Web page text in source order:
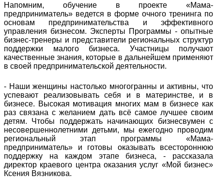
Напомним, обучение в проекте «Мама-
предприниматель» ведется в форме очного тренинга по
основам предпринимательства и эффективного
управления бизнесом. Эксперты Программы - опытные
бизнес-тренеры и представители региональных структур
поддержки малого бизнеса. Участницы получают
качественные знания, которые в дальнейшем применяют
в своей предпринимательской деятельности.
- Наши женщины настолько многогранны и активны, что
успевают реализовывать себя и в материнстве, и в
бизнесе. Высокая мотивация многих мам в бизнесе как
раз связана с желанием дать всё самое лучшее своим
детям. Чтобы поддержать начинающих бизнесвумен с
несовершеннолетними детьми, мы ежегодно проводим
региональный этап программы «Мама-
предприниматель» и готовы оказывать всестороннюю
поддержку на каждом этапе бизнеса, - рассказала
директор краевого центра оказания услуг «Мой бизнес»
Ксения Вязникова.